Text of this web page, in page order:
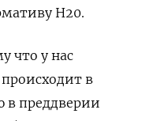
H20.
что у нас
в
в преддверии